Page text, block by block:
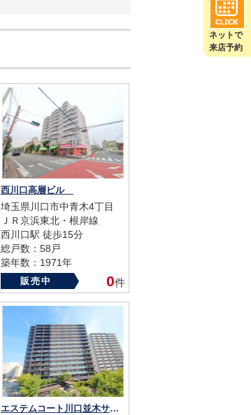
ネットで
来店予約
西川口高層ビル
埼玉県川口市中青木4丁目
ＪＲ京浜東北・根岸線
西川口駅 徒歩15分
総戸数：58戸
築年数：1971年
販売中 0件
エステムコート川口並木サウスガーデン